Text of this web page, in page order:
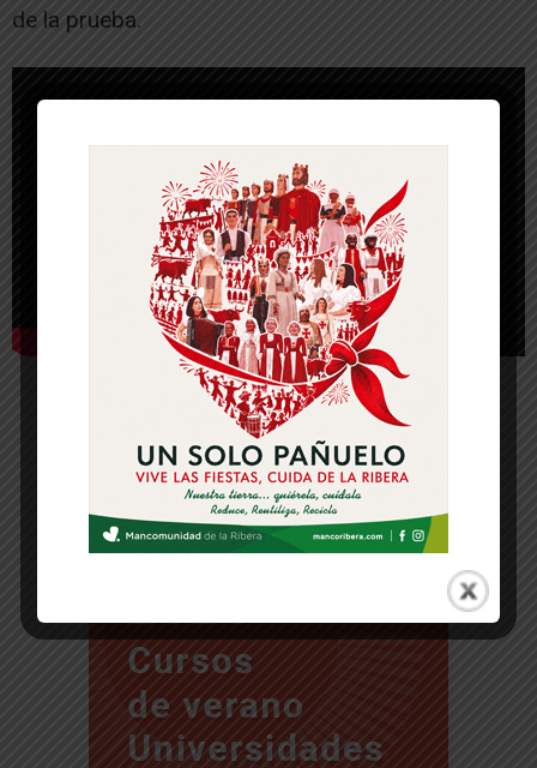
de la prueba.
-- Publicidad --